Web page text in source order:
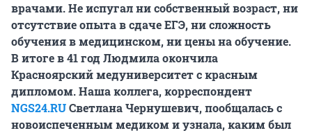
врачами. Не испугал ни собственный возраст, ни
отсутствие опыта в сдаче ЕГЭ, ни сложность
обучения в медицинском, ни цены на обучение.
В итоге в 41 год Людмила окончила
Красноярский медуниверситет с красным
дипломом. Наша коллега, корреспондент
NGS24.RUСветлана Чернушевич, пообщалась с
новоиспеченным медиком и узнала, каким был